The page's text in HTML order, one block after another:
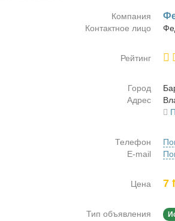
Компания
Контактное лицо
Рейтинг
Город
Адрес
Телефон
E-mail
Цена 7
Тип объявления